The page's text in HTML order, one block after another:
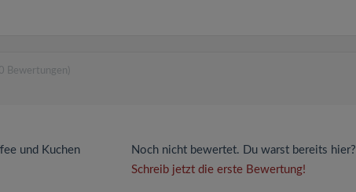
(0 Bewertungen)
und Kuchen
Noch nicht bewertet. Du warst bereits hier?
Schreib jetzt die erste Bewertung!